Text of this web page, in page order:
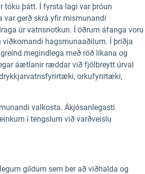
tóku þátt. Í fyrsta lagi var þróun
gerð skrá yfir mismunandi
úr vatnsnotkun. Í öðrum áfanga voru
hagsmunaaðilum. Í þriðja
megindlega með röð líkana og
áætlanir ræddar við fjölbreytt úrval
orkufyrirtæki,
valkosta. Ákjósanlegasti
í tengslum við varðveislu
gildum sem ber að viðhalda og